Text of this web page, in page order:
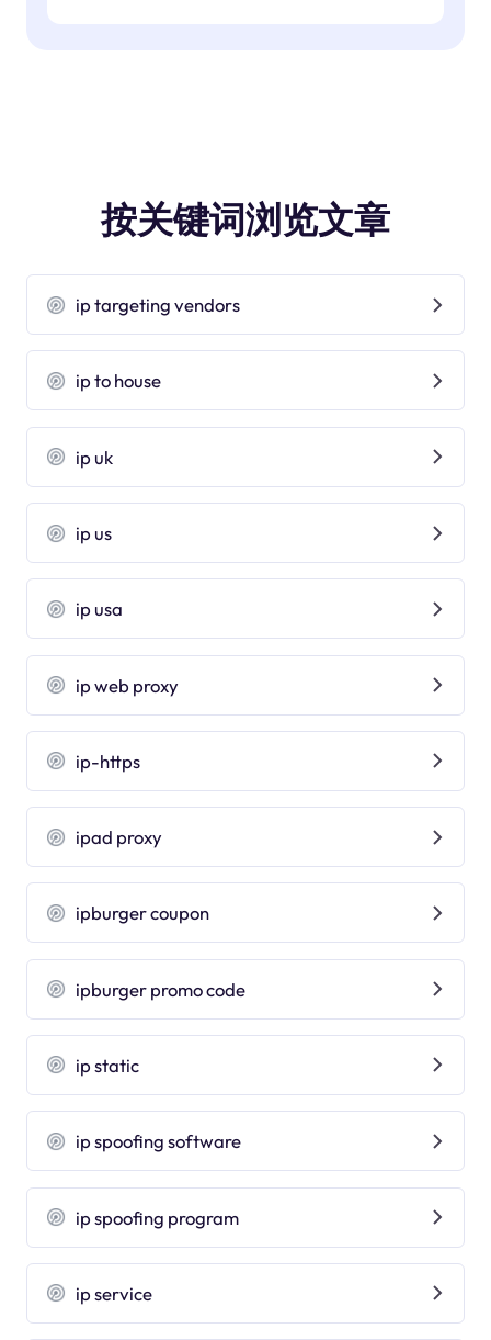
按关键词浏览文章
ip targeting vendors
ip to house
ip uk
ip us
ip usa
ip web proxy
ip-https
ipad proxy
ipburger coupon
ipburger promo code
ip static
ip spoofing software
ip spoofing program
ip service